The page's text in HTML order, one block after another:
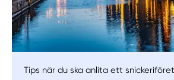
Tips när du ska anlita ett